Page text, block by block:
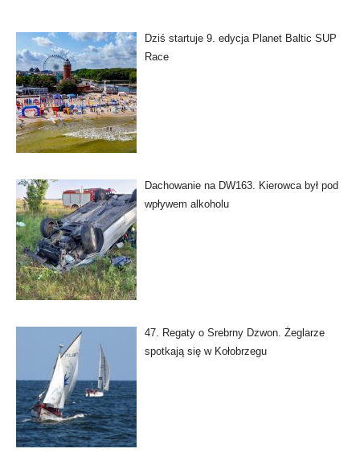
Dziś startuje 9. edycja Planet Baltic SUP
Race
Dachowanie na DW163. Kierowca był pod
wpływem alkoholu
47. Regaty o Srebrny Dzwon. Żeglarze
spotkają się w Kołobrzegu